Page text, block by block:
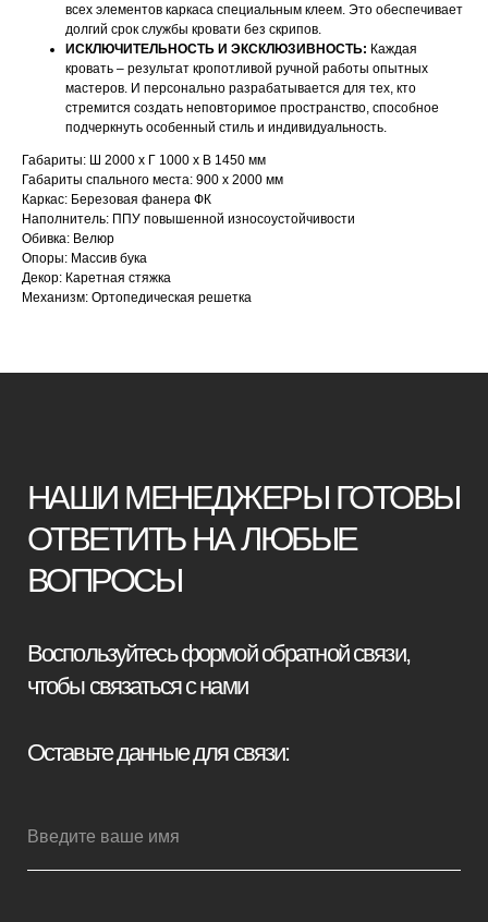
всех элементов каркаса специальным клеем. Это обеспечивает
долгий срок службы кровати без скрипов.
ИСКЛЮЧИТЕЛЬНОСТЬ И ЭКСКЛЮЗИВНОСТЬ: Каждая
кровать – результат кропотливой ручной работы опытных
мастеров. И персонально разрабатывается для тех, кто
стремится создать неповторимое пространство, способное
подчеркнуть особенный стиль и индивидуальность.
Габариты: Ш 2000 х Г 1000 х В 1450 мм
Габариты спального места: 900 х 2000 мм
Каркас: Березовая фанера ФК
Наполнитель: ППУ повышенной износоустойчивости
Обивка: Велюр
Опоры: Массив бука
Декор: Каретная стяжка
Механизм: Ортопедическая решетка
Воспользуйтесь формой обратной связи,
чтобы связаться с нами
НАШИ МЕНЕДЖЕРЫ ГОТОВЫ
ОТВЕТИТЬ НА ЛЮБЫЕ
ВОПРОСЫ
Я принимаю условияполитики
конфиденциальности
напрямую от производителя